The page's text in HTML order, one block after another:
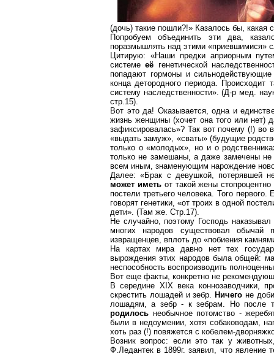
(дочь) такие пошли?!» Казалось бы, какая
Попробуем объединить эти два,
поразмышлять над этими «приевшимися»
Цитирую: «Наши предки априорным
системееё генетической
попадают гормоны и
конца детородного периода.
систему наследственности». (Д-р мед. н
стр.15).
Вот это да! Оказывается, одна и
жизнь женщины (хочет она того или нет)
зафиксировалась»? Так вот почему (!) во
«выдать замуж», «сваты» (будущие
только о «молодых», но и о
только не замешаны, а даже замечены
всем иным, знаменующим нарождение
Далее: «Брак с девушкой, потерявшей
может иметь от такой жены стопроцентно
постели третьего человека. Того
говорят генетики, «от троих в одной
дети». (Там же. Стр.17).
Не случайно, поэтому Господь
многих народов существовал обычай
извращенцев, вплоть до «побиения
На картах мира давно нет тех
вырождения этих народов была общей:
неспособность воспроизводить
Вот еще факты, конкретно не
В середине ХI Х века коннозаводчики,
скрестить лошадей и зебр. Ничего не
лошадям, а зебр - к зебрам. Но после
родилось необычное потомство -
были в недоумении, хотя собаководам,
хоть раз (!) повяжется с кобелем-
Возник вопрос: если это так у
Ф.Ледантек в 1899г. заявил, что явление